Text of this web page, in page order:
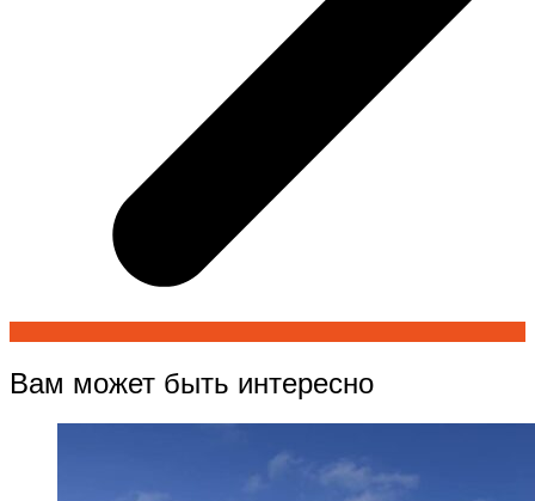
Вам может быть интересно